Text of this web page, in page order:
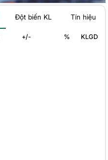
Đột biến KL Tín hiệu
+/- % KLGD